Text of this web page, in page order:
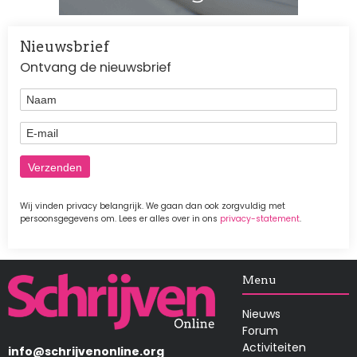
Nieuwsbrief
Ontvang de nieuwsbrief
Naam
E-mail
Wij vinden privacy belangrijk. We gaan dan ook zorgvuldig met
persoonsgegevens om. Lees er alles over in ons privacy-statement.
Afbeelding
info@schrijvenonline.org
Menu
Nieuws
Forum
Activiteiten